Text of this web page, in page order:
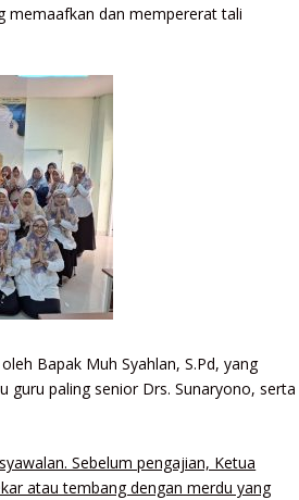
memaafkan dan mempererat tali
Bapak Muh Syahlan, S.Pd, yang
guru paling senior Drs. Sunaryono, serta
Sebelum pengajian, Ketua
atau tembang dengan merdu yang